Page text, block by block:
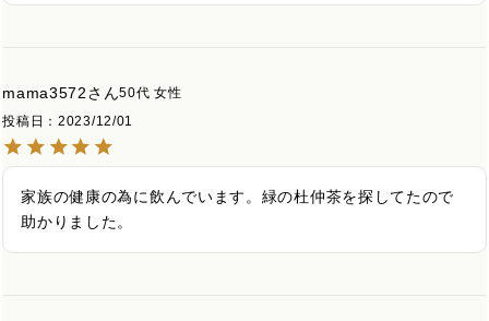
mama3572 50代 女性
投稿日
2023/12/01
家族の健康の為に飲んでいます。緑の杜仲茶を探してたので
助かりました。